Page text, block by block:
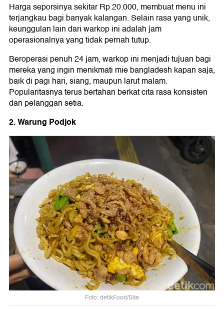
Harga seporsinya sekitar Rp 20.000, membuat menu ini
terjangkau bagi banyak kalangan. Selain rasa yang unik,
keunggulan lain dari warkop ini adalah jam
operasionalnya yang tidak pernah tutup.
Beroperasi penuh 24 jam, warkop ini menjadi tujuan bagi
mereka yang ingin menikmati mie bangladesh kapan saja,
baik di pagi hari, siang, maupun larut malam.
Popularitasnya terus bertahan berkat cita rasa konsisten
dan pelanggan setia.
2. Warung Podjok
Foto: detikFood/Site